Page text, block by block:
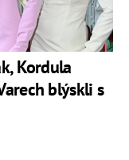
jeho dítě.
Kordula
blýskli s